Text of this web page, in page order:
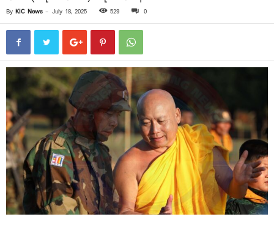
By KIC News - July 18, 2025 529 0